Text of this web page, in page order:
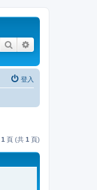
搜尋
登入
1 頁 (共 1 頁)